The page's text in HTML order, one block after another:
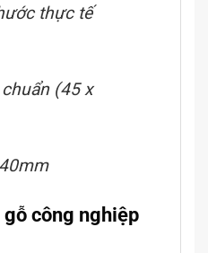
thực tế
(45 x
gỗ công nghiệp